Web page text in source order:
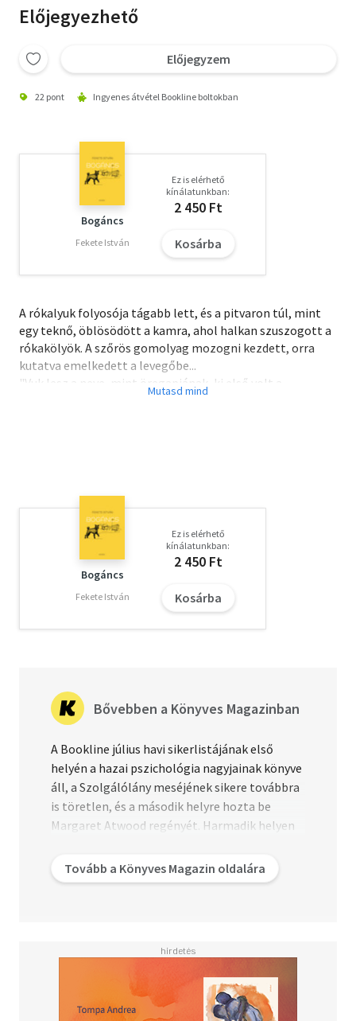
Előjegyezhető
Előjegyzem
22 pont Ingyenes átvétel Bookline boltokban
Bogáncs
Fekete István
Ez is elérhető
kínálatunkban:
2 450 Ft
Kosárba
A rókalyuk folyosója tágabb lett, és a pitvaron túl, mint
egy teknő, öblösödött a kamra, ahol halkan szuszogott a
rókakölyök. A szőrös gomolyag mozogni kezdett, orra
kutatva emelkedett a levegőbe...
"Vuk lesz a neve, mint öregapjának, ki első volt a
sorozat köteteként adjuk közre.
Olvasd el mások véleményét is!
Bogáncs
Fekete István
Ez is elérhető
kínálatunkban:
2 450 Ft
Kosárba
Bővebben a Könyves Magazinban
A Bookline július havi sikerlistájának első
helyén a hazai pszichológia nagyjainak könyve
áll, a Szolgálólány meséjének sikere továbbra
is töretlen, és a második helyre hozta be
Margaret Atwood regényét. Harmadik helyen
című film könyvváltozata található. A
legsikeresebb könyvek nyári rangsorában a
Tovább a Könyves Magazin oldalára